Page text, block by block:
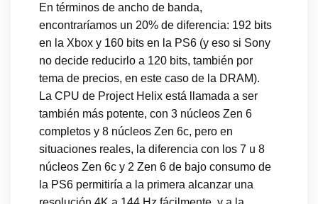
En términos de ancho de banda,
encontraríamos un 20% de diferencia: 192 bits
en la Xbox y 160 bits en la PS6 (y eso si Sony
no decide reducirlo a 120 bits, también por
tema de precios, en este caso de la DRAM).
La CPU de Project Helix está llamada a ser
también más potente, con 3 núcleos Zen 6
completos y 8 núcleos Zen 6c, pero en
situaciones reales, la diferencia con los 7 u 8
núcleos Zen 6c y 2 Zen 6 de bajo consumo de
la PS6 permitiría a la primera alcanzar una